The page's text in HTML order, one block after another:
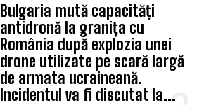
Bulgaria mută capacități
antidronă la granița cu
România după explozia unei
drone utilizate pe scară largă
de armata ucraineană.
Incidentul va fi discutat la...